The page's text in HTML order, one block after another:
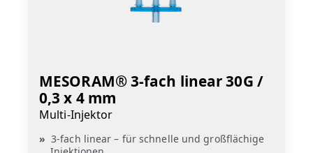
MESORAM® 3-fach linear 30G /
0,3 x 4 mm
Multi-Injektor
3-fach linear – für schnelle und großflächige